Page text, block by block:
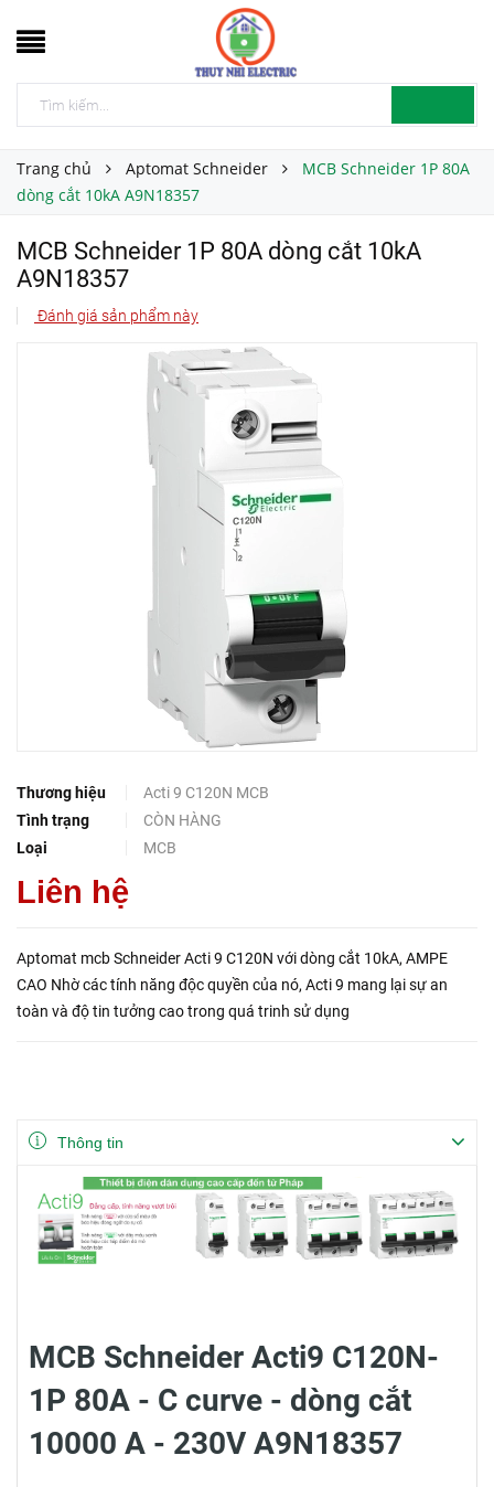
Trang chủ Aptomat Schneider
MCB Schneider 1P 80A
dòng cắt 10kA A9N18357
MCB Schneider 1P 80A dòng cắt 10kA
A9N18357
Đánh giá sản phẩm này
Thương hiệu
Acti 9 C120N MCB
Tình trạng
CÒN HÀNG
Loại
MCB
Liên hệ
Aptomat mcb Schneider Acti 9 C120N với dòng cắt 10kA, AMPE
CAO Nhờ các tính năng độc quyền của nó, Acti 9 mang lại sự an
toàn và độ tin tưởng cao trong quá trinh sử dụng
Thông tin
MCB Schneider Acti9 C120N-
1P 80A - C curve - dòng cắt
10000 A - 230V A9N18357